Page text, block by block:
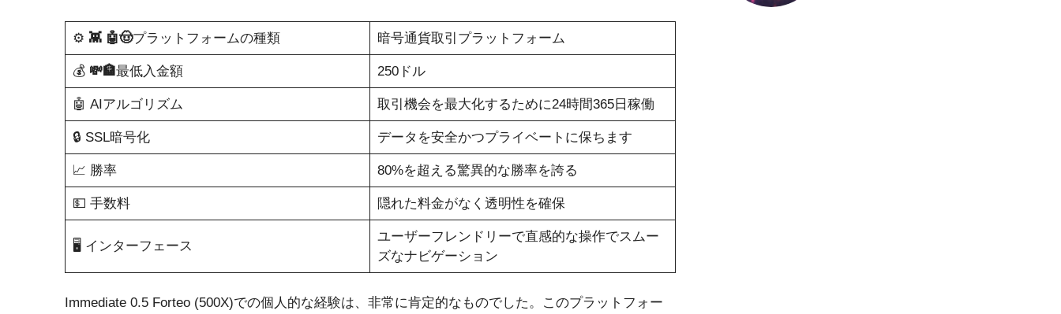
⚙️ 👾 🤖🤠プラットフォームの種類 暗号通貨取引プラットフォーム
💰 💸🏦最低入金額 250ドル
🤖 AIアルゴリズム 取引機会を最大化するために24時間365日稼働
🔒 SSL暗号化 データを安全かつプライベートに保ちます
📈 勝率 80%を超える驚異的な勝率を誇る
💵 手数料 隠れた料金がなく透明性を確保
🖥️ インターフェース
ユーザーフレンドリーで直感的な操作でスムー
ズなナビゲーション
Immediate 0.5 Forteo (500X)での個人的な経験は、非常に肯定的なものでした。このプラットフォー